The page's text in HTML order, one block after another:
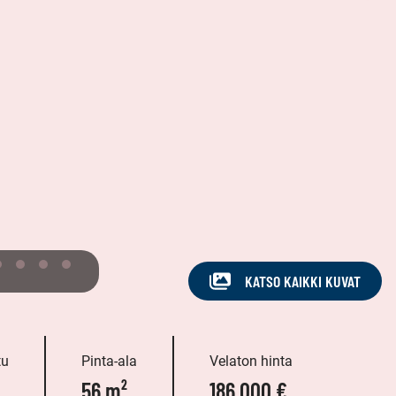
KATSO KAIKKI KUVAT
Pinta-ala
56 m²
Velaton hinta
186 000 €